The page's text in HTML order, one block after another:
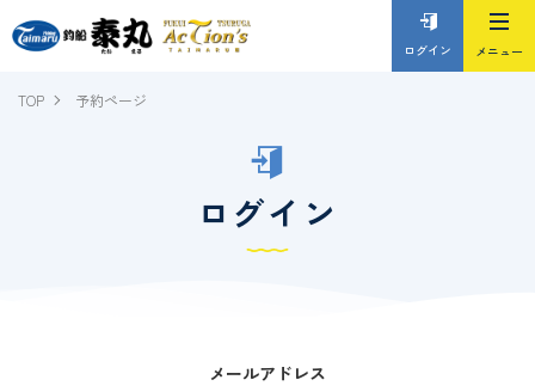
ログイン
TOP 予約ページ
ログイン
メールアドレス